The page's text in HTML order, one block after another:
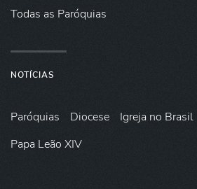
Todas as Paróquias
NOTÍCIAS
Paróquias Diocese Igreja no Brasil
Papa Leão XIV